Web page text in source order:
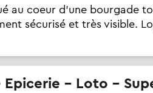
au coeur d'une bourgade
sécurisé et très visible.
Epicerie - Loto -